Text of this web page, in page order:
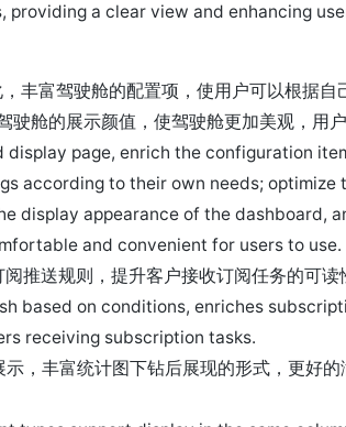
a clear view and enhancing
丰富驾驶舱的配置项，使用户可以根据自
舱的展示颜值，使驾驶舱更加美观，用
page, enrich the configuration
according to their own needs; optimize
display appearance of the dashboard,
and convenient for users to use.
推送规则，提升客户接收订阅任务的可读
based on conditions, enriches
receiving subscription tasks.
，丰富统计图下钻后展现的形式，更好